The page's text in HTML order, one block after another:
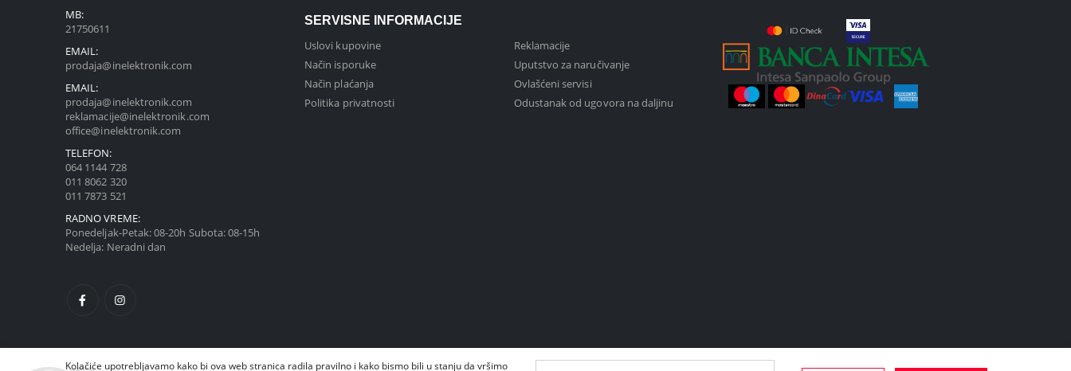
MB:
21750611
EMAIL:
prodaja@inelektronik.com
EMAIL:
prodaja@inelektronik.com
reklamacije@inelektronik.com
office@inelektronik.com
TELEFON:
064 1144 728
011 8062 320
011 7873 521
RADNO VREME:
Ponedeljak-Petak: 08-20h Subota: 08-15h
Nedelja: Neradni dan
SERVISNE INFORMACIJE
Uslovi kupovine
Način isporuke
Način plaćanja
Politika privatnosti
Reklamacije
Uputstvo za naručivanje
Ovlašćeni servisi
Odustanak od ugovora na daljinu
Kolačiće upotrebljavamo kako bi ova web stranica radila pravilno i kako bismo bili u stanju da vršimo